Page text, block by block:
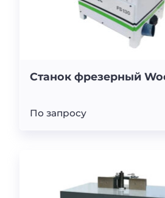
Станок фрезерный
По запросу